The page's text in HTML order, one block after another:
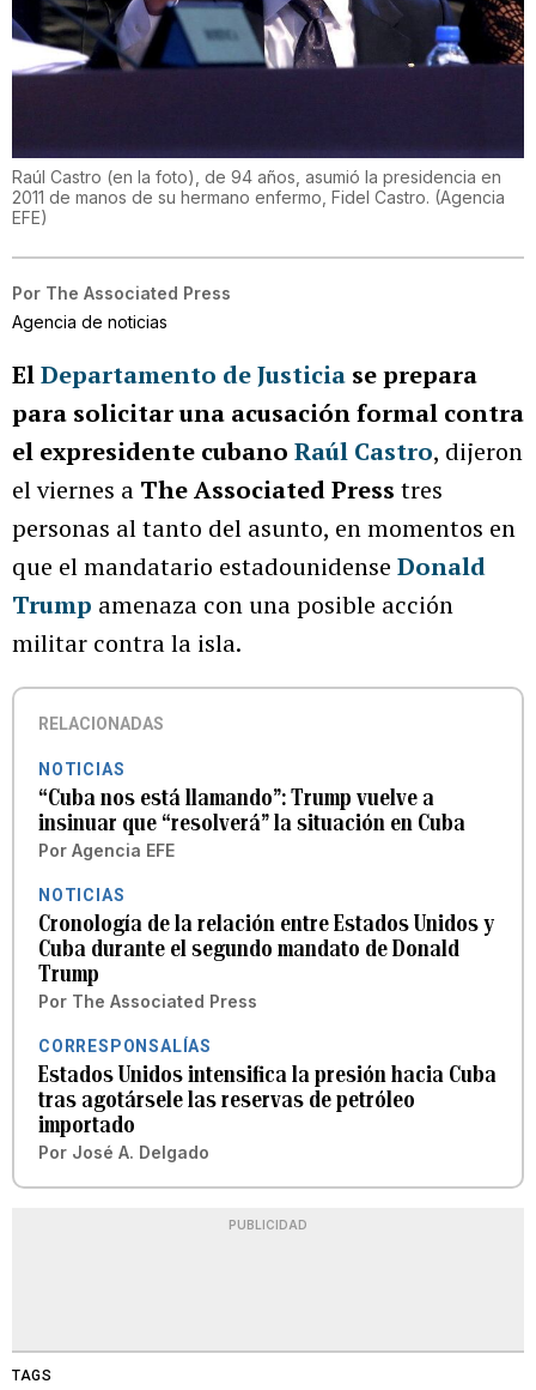
Raúl Castro (en la foto), de 94 años, asumió la presidencia en
2011 de manos de su hermano enfermo, Fidel Castro. (Agencia
EFE)
Por The Associated Press
Agencia de noticias
ElDepartamento de Justicia se prepara
para solicitar una acusación formal contra
el expresidente cubano Raúl Castro, dijeron
el viernes a The Associated Press tres
personas al tanto del asunto, en momentos en
que el mandatario estadounidense Donald
Trump amenaza con una posible acción
militar contra la isla.
RELACIONADAS
NOTICIAS
“Cuba nos está llamando”: Trump vuelve a
insinuar que “resolverá” la situación en Cuba
Por Agencia EFE
NOTICIAS
Cronología de la relación entre Estados Unidos y
Cuba durante el segundo mandato de Donald
Trump
Por The Associated Press
CORRESPONSALÍAS
Estados Unidos intensifica la presión hacia Cuba
tras agotársele las reservas de petróleo
importado
Por José A. Delgado
PUBLICIDAD
TAGS